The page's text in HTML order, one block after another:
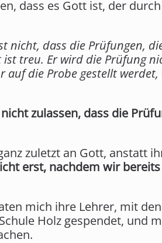
dass es Gott ist, der
nicht, dass die Prüfungen,
treu. Er wird die Prüfung
die Probe gestellt
zulassen, dass die
zuletzt an Gott, anstatt
erst, nachdem wir
mich ihre Lehrer, mit
Holz gespendet, und